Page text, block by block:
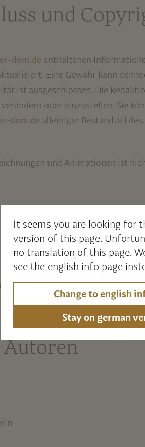
und
dom.de enthaltenen
Eine Gewähr kann
ist ausgeschlossen. Die
oder einzustellen. Sie
dom.de alleiniger Bestandteil
und Animationen ist
Dritter
die Gestaltung und die Inhalte
diesem Server und machen uns
It seems you are looking for
version of this page.
no translation of this page.
see the english info page
Change to english
Stay on german